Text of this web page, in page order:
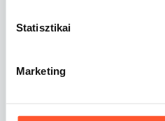
Statisztikai
Marketing
Egyedi felfújható játszóteret
módosítására is. Ha
velünk a kapcsolatot, és